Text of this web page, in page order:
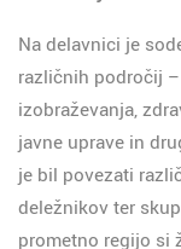
Na delavnici je
različnih področij
izobraževanja,
javne uprave in
je bil povezati
deležnikov ter
prometno regijo si